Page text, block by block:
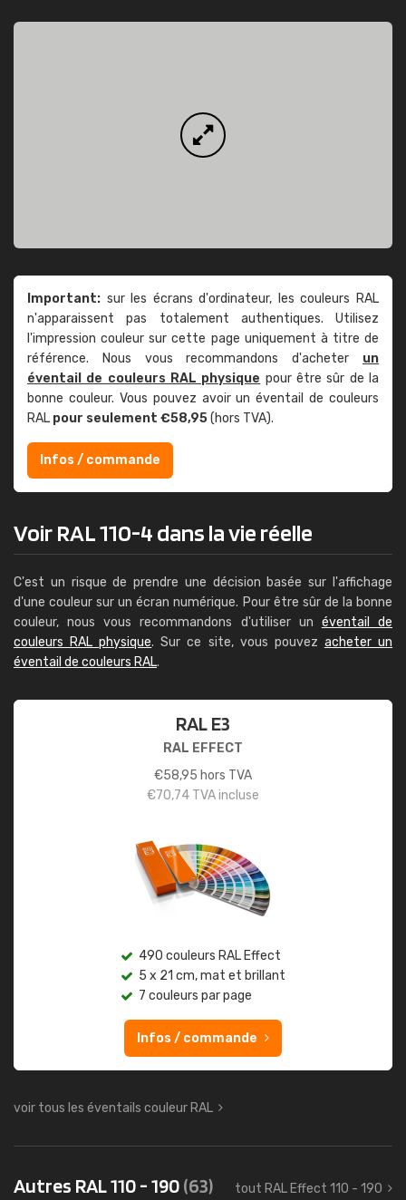
Important: sur les écrans d'ordinateur, les couleurs RAL
n'apparaissent pas totalement authentiques. Utilisez
l'impression couleur sur cette page uniquement à titre de
référence. Nous vous recommandons d'acheter un
éventail de couleurs RAL physique pour être sûr de la
bonne couleur. Vous pouvez avoir un éventail de couleurs
RAL pour seulement €58,95(hors TVA).
Infos / commande
Voir RAL 110-4 dans la vie réelle
C'est un risque de prendre une décision basée sur l'affichage
d'une couleur sur un écran numérique. Pour être sûr de la bonne
couleur, nous vous recommandons d'utiliser un éventail de
couleurs RAL physique. Sur ce site, vous pouvez acheter un
éventail de couleurs RAL.
RAL E3
RAL EFFECT
€58,95 hors TVA
€70,74 TVA incluse
490 couleurs RAL Effect
5 x 21 cm, mat et brillant
7 couleurs par page
Infos / commande
voir tous les éventails couleur RAL
Autres RAL 110 - 190(63) tout RAL Effect 110 - 190